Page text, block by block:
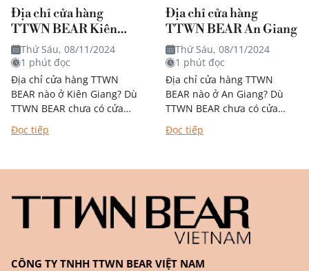
Địa chỉ cửa hàng
TTWN BEAR Kiên
Giang
Thứ Sáu, 08/11/2024
1 phút đọc
Địa chỉ cửa hàng TTWN
BEAR nào ở Kiên Giang? Dù
TTWN BEAR chưa có cửa
hàng trực tiếp tại Kiên
Giang, bạn vẫn có thể dễ...
Đọc tiếp
Địa chỉ cửa hàng
TTWN BEAR An Giang
Thứ Sáu, 08/11/2024
1 phút đọc
Địa chỉ cửa hàng TTWN
BEAR nào ở An Giang? Dù
TTWN BEAR chưa có cửa
hàng trực tiếp tại An Giang,
bạn vẫn có thể dễ...
Đọc tiếp
CÔNG TY TNHH TTWN BEAR VIỆT NAM